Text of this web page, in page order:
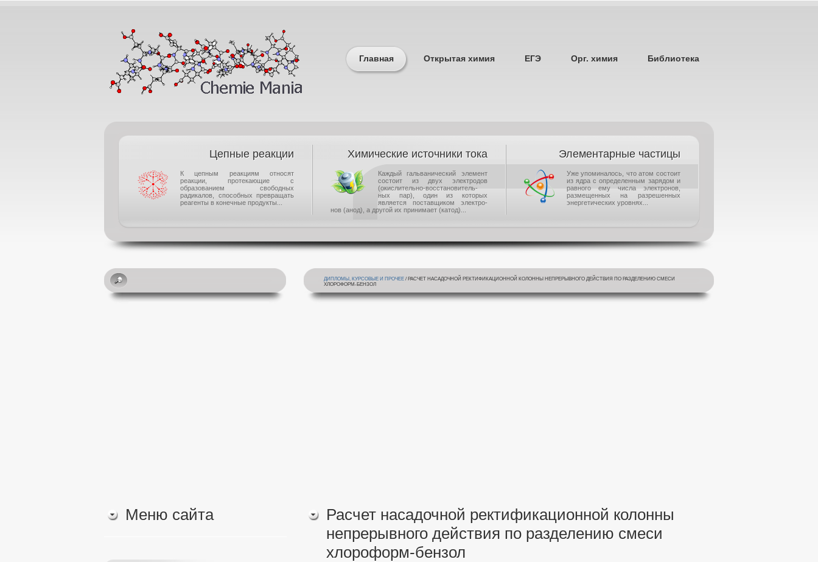
Главная Открытая химия ЕГЭ Орг. химия Библиотека
Цепные реакции
К цепным реакциям относят
реакции, протекающие с
образованием свободных
радикалов, способных превращать
реагенты в конечные продукты...
Химические источники тока
Каждый гальванический элемент
состоит из двух электродов
(окислительно-восстановитель-
ных пар), один из которых
является поставщиком электро-
нов (анод), а другой их принимает (катод)...
Элементарные частицы
Уже упоминалось, что атом состоит
из ядра с определенным зарядом и
равного ему числа электронов,
размещенных на разрешенных
энергетических уровнях...
ДИПЛОМЫ, КУРСОВЫЕ И ПРОЧЕЕ / РАСЧЕТ НАСАДОЧНОЙ РЕКТИФИКАЦИОННОЙ КОЛОННЫ НЕПРЕРЫВНОГО ДЕЙСТВИЯ ПО РАЗДЕЛЕНИЮ СМЕСИ
ХЛОРОФОРМ-БЕНЗОЛ
Меню сайта
Расчет насадочной ректификационной колонны
непрерывного действия по разделению смеси
хлороформ-бензол